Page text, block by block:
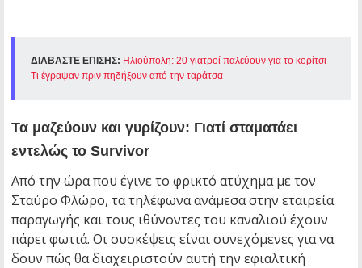
ΔΙΑΒΑΣΤΕ ΕΠΙΣΗΣ: Ηλιούπολη: 20 γιατροί παλεύουν για το κορίτσι –
Τι έγραψαν πριν πηδήξουν από την ταράτσα
Τα μαζεύουν και γυρίζουν: Γιατί σταματάει
εντελώς το Survivor
Από την ώρα που έγινε το φρικτό ατύχημα με τον
Σταύρο Φλώρο, τα τηλέφωνα ανάμεσα στην εταιρεία
παραγωγής και τους ιθύνοντες του καναλιού έχουν
πάρει φωτιά. Οι συσκέψεις είναι συνεχόμενες για να
δουν πώς θα διαχειριστούν αυτή την εφιαλτική